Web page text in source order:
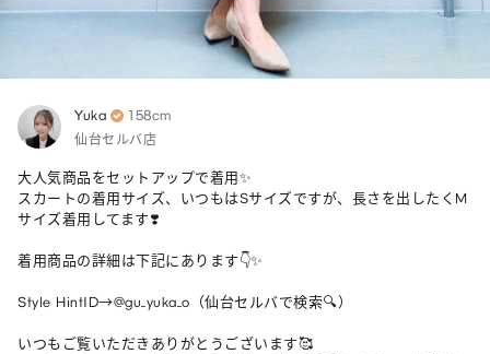
Yuka 158cm
仙台セルバ店
大人気商品をセットアップで着用✨
スカートの着用サイズ、いつもはSサイズですが、長さを出したくM
サイズ着用してます❣️
着用商品の詳細は下記にあります👇✨
Style HintID→@gu_yuka_o（仙台セルバで検索🔍）
いつもご覧いただきありがとうございます🥰